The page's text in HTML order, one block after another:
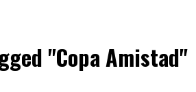
"Copa Amistad"